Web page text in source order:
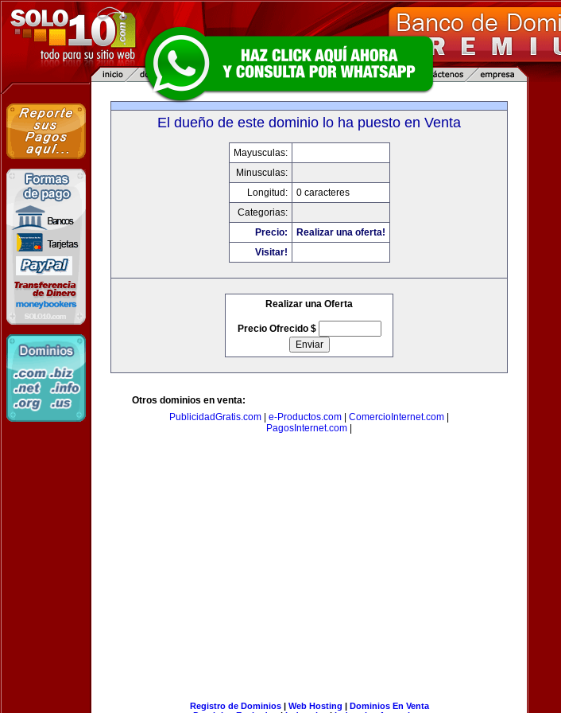
El dueño de este dominio lo ha puesto en Venta
Mayusculas:
Minusculas:
Longitud:
0 caracteres
Categorias:
Precio:
Realizar una oferta!
Visitar!
Realizar una Oferta
Precio Ofrecido $
Otros dominios en venta:
PublicidadGratis.com
e-Productos.com ComercioInternet.com
PagosInternet.com
Registro de Dominios| Web Hosting | Dominios En Venta